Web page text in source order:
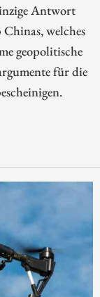
Antwort
welches
geopolitische
für die